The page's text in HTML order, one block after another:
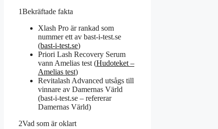
1Bekräftade fakta
Xlash Pro är rankad som
nummer ett av bast-i-test.se
(bast-i-test.se)
Priori Lash Recovery Serum
vann Amelias test (Hudoteket –
Amelias test)
Revitalash Advanced utsågs till
vinnare av Damernas Värld
(bast-i-test.se – refererar
Damernas Värld)
2Vad som är oklart